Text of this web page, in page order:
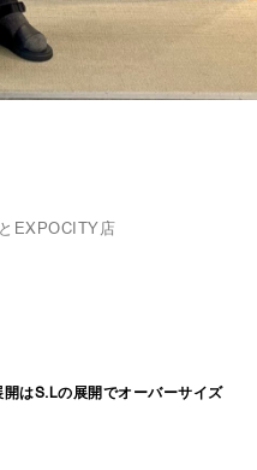
EXPOCITY店
はS.Lの展開でオーバーサイズ